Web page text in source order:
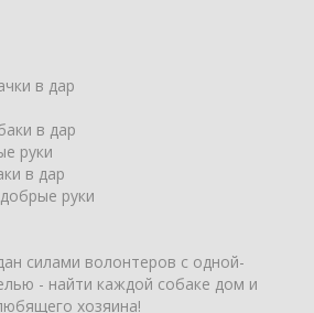
в дар
в дар
руки
в дар
руки
силами волонтеров с одной-
- найти каждой собаке дом и
хозяина!